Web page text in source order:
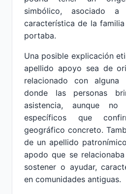
simbólico, asociado
característica de la
portaba.
Una posible explicación
apellido apoyo sea de
relacionado con
donde las personas
asistencia, aunque no
específicos que
geográfico concreto.
de un apellido
apodo que se
sostener o ayudar,
en comunidades antiguas.